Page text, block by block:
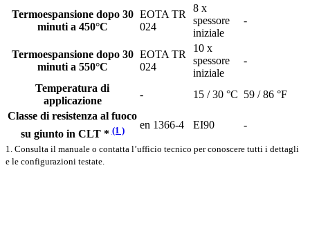
Termoespansione dopo 30
minuti a 450°C
EOTA TR
024
8 x
spessore
iniziale
-
Termoespansione dopo 30
minuti a 550°C
EOTA TR
024
10 x
spessore
iniziale
-
Temperatura di
applicazione
- 15 / 30 °C 59 / 86 °F
Classe di resistenza al fuoco
su giunto in CLT *(1 ) en 1366-4 EI90 -
1. Consulta il manuale o contatta l’ufficio tecnico per conoscere tutti i dettagli
e le configurazioni testate.